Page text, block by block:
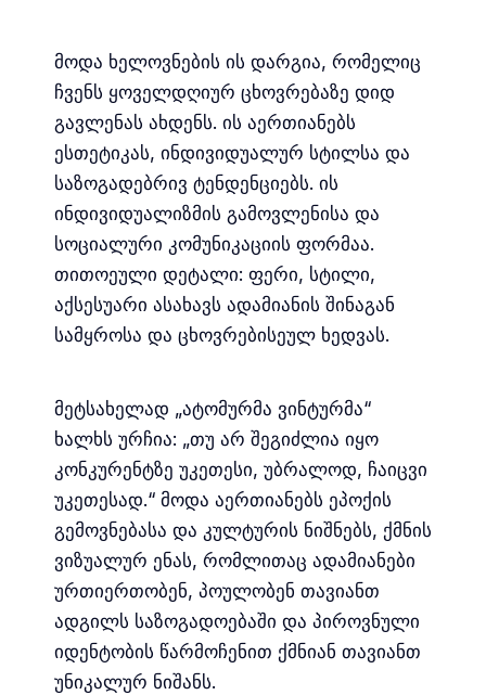
მოდა ხელოვნების ის დარგია, რომელიც
ჩვენს ყოველდღიურ ცხოვრებაზე დიდ
გავლენას ახდენს. ის აერთიანებს
ესთეტიკას, ინდივიდუალურ სტილსა და
საზოგადებრივ ტენდენციებს. ის
ინდივიდუალიზმის გამოვლენისა და
სოციალური კომუნიკაციის ფორმაა.
თითოეული დეტალი: ფერი, სტილი,
აქსესუარი ასახავს ადამიანის შინაგან
სამყროსა და ცხოვრებისეულ ხედვას.
მეტსახელად „ატომურმა ვინტურმა“
ხალხს ურჩია: „თუ არ შეგიძლია იყო
კონკურენტზე უკეთესი, უბრალოდ, ჩაიცვი
უკეთესად.“ მოდა აერთიანებს ეპოქის
გემოვნებასა და კულტურის ნიშნებს, ქმნის
ვიზუალურ ენას, რომლითაც ადამიანები
ურთიერთობენ, პოულობენ თავიანთ
ადგილს საზოგადოებაში და პიროვნული
იდენტობის წარმოჩენით ქმნიან თავიანთ
უნიკალურ ნიშანს.